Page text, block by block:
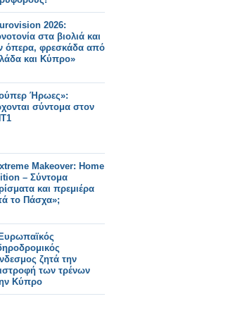
2026:
στα βιολιά και
όπερα, φρεσκάδα από
και Κύπρο»
Ήρωες»:
σύντομα στον
Makeover: Home
– Σύντομα
και πρεμιέρα
το Πάσχα»;
ζητά την
των τρένων
Κύπρο